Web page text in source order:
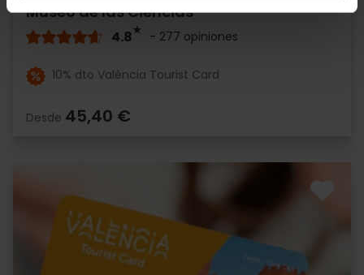
Museo de las Ciencias
4.8 - 277 opiniones
10% dto València Tourist Card
Desde 45,40 €